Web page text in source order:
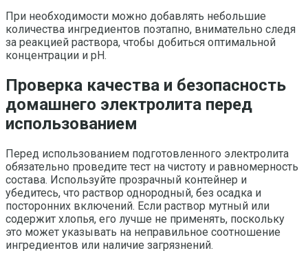
При необходимости можно добавлять небольшие
количества ингредиентов поэтапно, внимательно следя
за реакцией раствора, чтобы добиться оптимальной
концентрации и pH.
Проверка качества и безопасность
домашнего электролита перед
использованием
Перед использованием подготовленного электролита
обязательно проведите тест на чистоту и равномерность
состава. Используйте прозрачный контейнер и
убедитесь, что раствор однородный, без осадка и
посторонних включений. Если раствор мутный или
содержит хлопья, его лучше не применять, поскольку
это может указывать на неправильное соотношение
ингредиентов или наличие загрязнений.